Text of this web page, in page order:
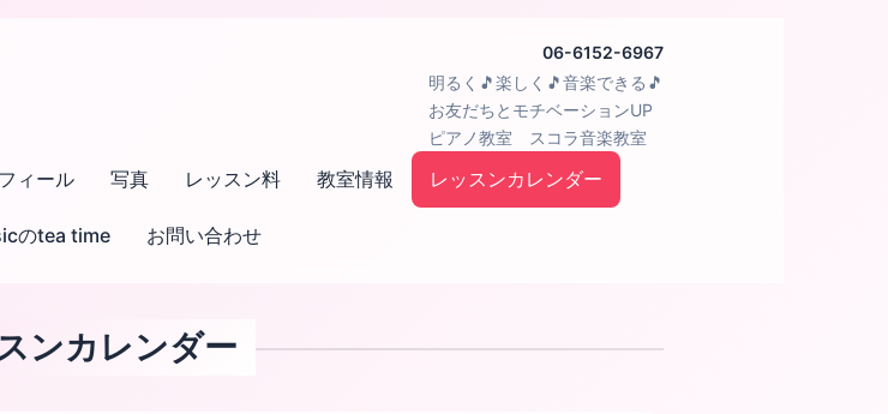
06-6152-6967
明るく🎵楽しく🎵音楽できる🎵
お友だちとモチベーションUP
ピアノ教室 スコラ音楽教室
ィール 写真 レッスン料 教室情報 レッスンカレンダー
のtea time お問い合わせ
ンカレンダー